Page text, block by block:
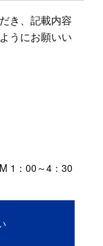
き、記載内容
うにお願いい
1：00～4：30